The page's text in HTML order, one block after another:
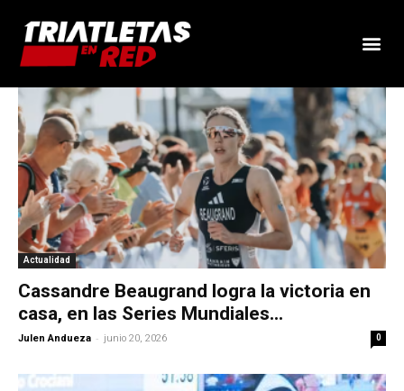
Actualidad
Cassandre Beaugrand logra la victoria en
casa, en las Series Mundiales...
Julen Andueza - junio 20, 2026 0